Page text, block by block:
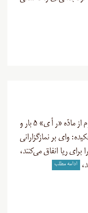
ریا، خود را نیکوکار نشان ‌دادن، این مفهوم از مادّه «ر أ ی» ۵ بار و
وای بر نمازگزارانی
ریا انفاق می‌کنند،
ادامه مطلب